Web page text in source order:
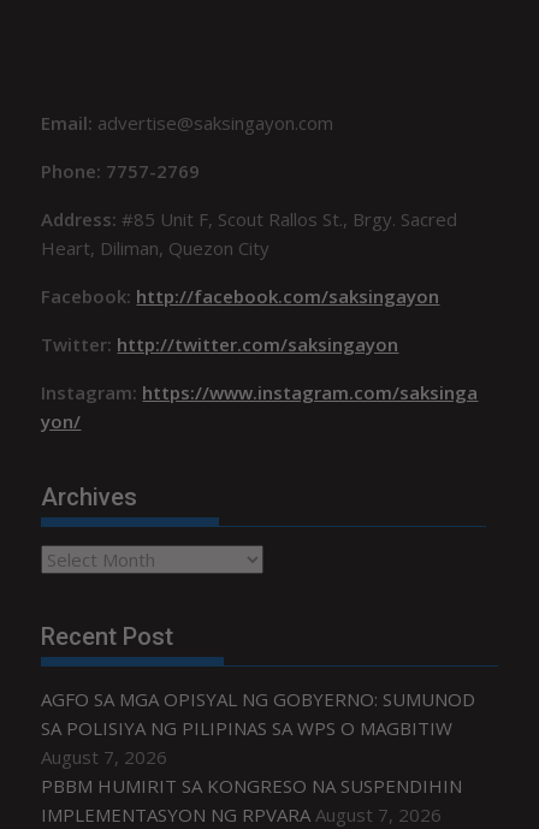
Email: advertise@saksingayon.com
Phone: 7757-2769
Address:#85 Unit F, Scout Rallos St., Brgy. Sacred
Heart, Diliman, Quezon City
Facebook: http://facebook.com/saksingayon
Twitter: http://twitter.com/saksingayon
Instagram: https://www.instagram.com/saksinga
yon/
Archives
Archives
Recent Post
AGFO SA MGA OPISYAL NG GOBYERNO: SUMUNOD
SA POLISIYA NG PILIPINAS SA WPS O MAGBITIW
August 7, 2026
PBBM HUMIRIT SA KONGRESO NA SUSPENDIHIN
IMPLEMENTASYON NG RPVARA August 7, 2026